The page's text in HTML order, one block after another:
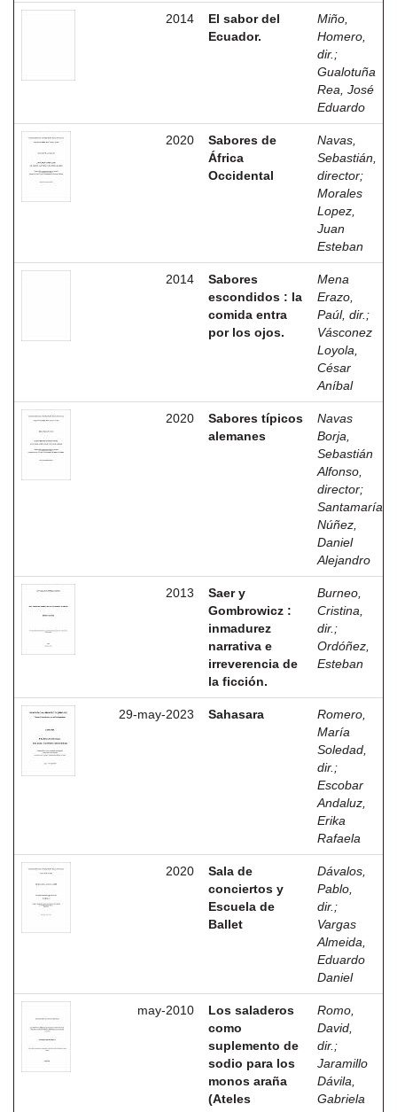
2014
El sabor del
Ecuador.
Miño,
Homero,
dir. ;
Gualotuña
Rea, José
Eduardo
2020
Sabores de
África
Occidental
Navas,
Sebastián,
director;
Morales
Lopez,
Juan
Esteban
2014
Sabores
escondidos : la
comida entra
por los ojos.
Mena
Erazo,
Paúl, dir. ;
Vásconez
Loyola,
César
Aníbal
2020
Sabores típicos
alemanes
Navas
Borja,
Sebastián
Alfonso,
director;
Santamaría
Núñez,
Daniel
Alejandro
2013
Saer y
Gombrowicz :
inmadurez
narrativa e
irreverencia de
la ficción.
Burneo,
Cristina,
dir. ;
Ordóñez,
Esteban
29-may-2023 Sahasara
Romero,
María
Soledad,
dir. ;
Escobar
Andaluz,
Erika
Rafaela
2020
Sala de
conciertos y
Escuela de
Ballet
Dávalos,
Pablo,
dir. ;
Vargas
Almeida,
Eduardo
Daniel
may-2010
Los saladeros
como
suplemento de
sodio para los
monos araña
(Ateles
Romo,
David,
dir. ;
Jaramillo
Dávila,
Gabriela